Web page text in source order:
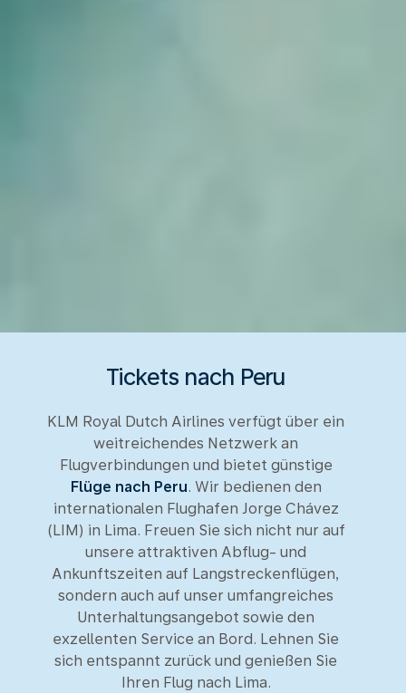
Tickets nach Peru
KLM Royal Dutch Airlines verfügt über ein
weitreichendes Netzwerk an
Flugverbindungen und bietet günstige
Flüge nach Peru. Wir bedienen den
internationalen Flughafen Jorge Chávez
(LIM) in Lima. Freuen Sie sich nicht nur auf
unsere attraktiven Abflug- und
Ankunftszeiten auf Langstreckenflügen,
sondern auch auf unser umfangreiches
Unterhaltungsangebot sowie den
exzellenten Service an Bord. Lehnen Sie
sich entspannt zurück und genießen Sie
Ihren Flug nach Lima.